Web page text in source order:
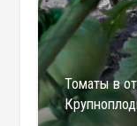
Томаты в